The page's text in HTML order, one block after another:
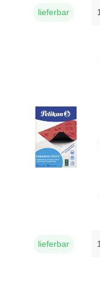
lieferbar
lieferbar